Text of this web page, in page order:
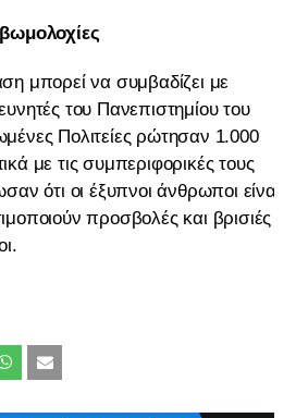
μπορεί να συμβαδίζει με
του Πανεπιστημίου του
Πολιτείες ρώτησαν 1.000
με τις συμπεριφορικές τους
ότι οι έξυπνοι άνθρωποι είναι
προσβολές και βρισιές